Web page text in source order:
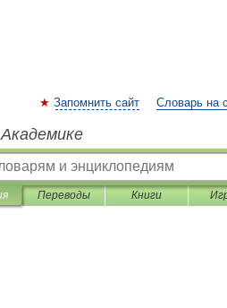
Запомнить сайт Словарь на
Переводы Книги